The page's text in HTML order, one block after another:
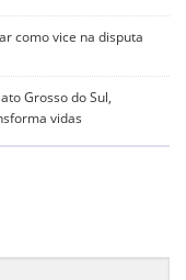
como vice na disputa
Grosso do Sul,
vidas